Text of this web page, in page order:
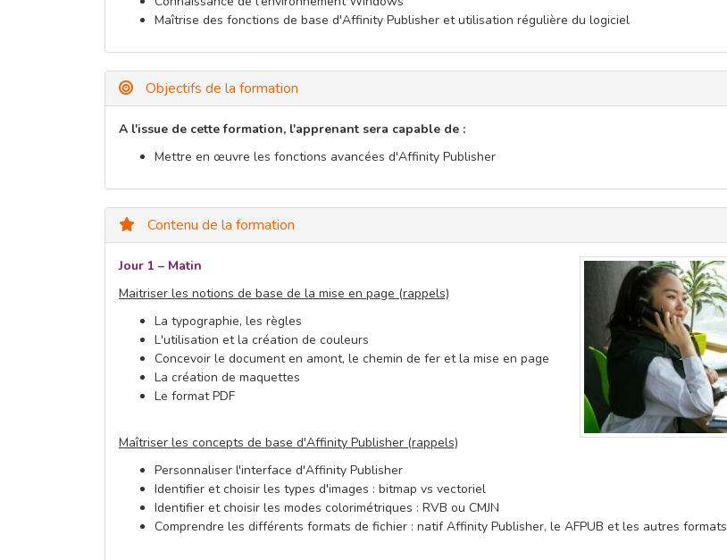
Maîtrise des fonctions de base d'Affinity Publisher et utilisation régulière du logiciel
Objectifs de la formation
A l'issue de cette formation, l'apprenant sera capable de :
Mettre en œuvre les fonctions avancées d'Affinity Publisher
Contenu de la formation
Jour 1 – Matin
Maitriser les notions de base de la mise en page (rappels)
La typographie, les règles
L'utilisation et la création de couleurs
Concevoir le document en amont, le chemin de fer et la mise en page
La création de maquettes
Le format PDF
Maîtriser les concepts de base d'Affinity Publisher (rappels)
Personnaliser l'interface d'Affinity Publisher
Identifier et choisir les types d'images : bitmap vs vectoriel
Identifier et choisir les modes colorimétriques : RVB ou CMJN
Comprendre les différents formats de fichier : natif Affinity Publisher, le AFPUB et les autres formats